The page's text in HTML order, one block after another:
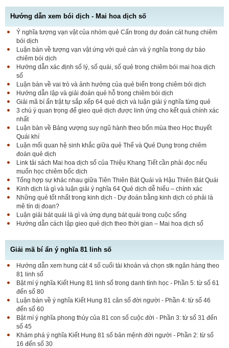
Hướng dẫn xem bói dịch - Mai hoa dịch số
Ý nghĩa tượng vạn vật của nhóm quẻ Cấn trong dự đoán cát hung chiêm
bói dịch
Luận bàn về tượng vạn vật ứng với quẻ càn và ý nghĩa trong dự báo
chiêm bói dịch
Hướng dẫn xác định số lý, số quái, số quẻ trong chiêm bói mai hoa dịch
số
Luận bàn về vai trò và ảnh hưởng của quẻ biến trong chiêm bói dịch
Hướng dẫn lập và giải đoán quẻ hỗ trong chiêm bói dịch
Giải mã bí ấn trật tự sắp xếp 64 quẻ dịch và luận giải ý nghĩa từng quẻ
3 chú ý quan trọng để gieo quẻ dịch được linh ứng cho kết quả chính xác
nhất
Luận bàn về Bảng vượng suy ngũ hành theo bốn mùa theo Học thuyết
Quái khí
Luận mối quan hệ sinh khắc giữa quẻ Thể và Quẻ Dụng trong chiêm
đoán quẻ dịch
Link tải sách Mai hoa dịch số của Thiệu Khang Tiết cần phải đọc nếu
muốn học chiêm bốc dịch
Tổng hợp sự khác nhau giữa Tiên Thiên Bát Quái và Hậu Thiên Bát Quái
Kinh dịch là gì và luận giải ý nghĩa 64 Quẻ dịch dễ hiểu – chính xác
Những quẻ tốt nhất trong kinh dịch - Dự đoán bằng kinh dịch có phải là
mê tín dị đoan?
Luận giải bát quái là gì và ứng dụng bát quái trong cuộc sống
Hướng dẫn cách lập gieo quẻ dịch theo thời gian – Mai hoa dịch số
Giải mã bí ẩn ý nghĩa 81 linh số
Hướng dẫn xem hung cát 4 số cuối tài khoản và chọn stk ngân hàng theo
81 linh số
Bật mí ý nghĩa Kiết Hung 81 linh số trong danh tính học - Phần 5: từ số 61
đến số 80
Luận bàn về ý nghĩa Kiết Hung 81 căn số đời người - Phần 4: từ số 46
đến số 60
Bật mí ý nghĩa phong thủy của 81 con số cuộc đời - Phần 3: từ số 31 đến
số 45
Khám phá ý nghĩa Kiết Hung 81 số bản mệnh đời người - Phần 2: từ số
16 đến số 30